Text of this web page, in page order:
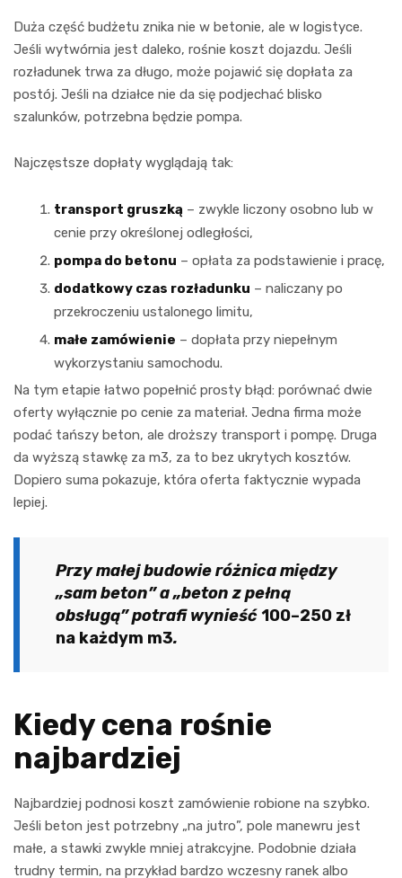
Duża część budżetu znika nie w betonie, ale w logistyce.
Jeśli wytwórnia jest daleko, rośnie koszt dojazdu. Jeśli
rozładunek trwa za długo, może pojawić się dopłata za
postój. Jeśli na działce nie da się podjechać blisko
szalunków, potrzebna będzie pompa.
Najczęstsze dopłaty wyglądają tak:
transport gruszką – zwykle liczony osobno lub w
cenie przy określonej odległości,
pompa do betonu – opłata za podstawienie i pracę,
dodatkowy czas rozładunku – naliczany po
przekroczeniu ustalonego limitu,
małe zamówienie – dopłata przy niepełnym
wykorzystaniu samochodu.
Na tym etapie łatwo popełnić prosty błąd: porównać dwie
oferty wyłącznie po cenie za materiał. Jedna firma może
podać tańszy beton, ale droższy transport i pompę. Druga
da wyższą stawkę za m3, za to bez ukrytych kosztów.
Dopiero suma pokazuje, która oferta faktycznie wypada
lepiej.
Przy małej budowie różnica między
„sam beton” a „beton z pełną
obsługą” potrafi wynieść 100–250 zł
na każdym m3.
Kiedy cena rośnie
najbardziej
Najbardziej podnosi koszt zamówienie robione na szybko.
Jeśli beton jest potrzebny „na jutro”, pole manewru jest
małe, a stawki zwykle mniej atrakcyjne. Podobnie działa
trudny termin, na przykład bardzo wczesny ranek albo